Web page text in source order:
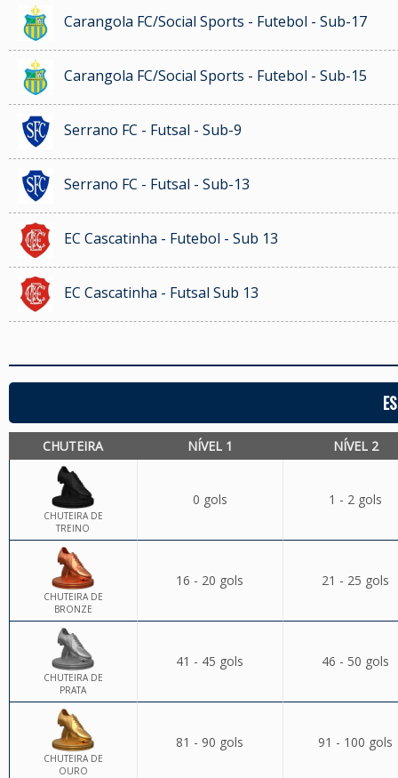
Carangola FC/Social Sports - Futebol - Sub-17
Carangola FC/Social Sports - Futebol - Sub-15
Serrano FC - Futsal - Sub-9
Serrano FC - Futsal - Sub-13
EC Cascatinha - Futebol - Sub 13
EC Cascatinha - Futsal Sub 13
CHUTEIRA NÍVEL 1 NÍVEL 2
CHUTEIRA DE
TREINO
0 gols 1 - 2 gols
CHUTEIRA DE
BRONZE
16 - 20 gols 21 - 25 gols
CHUTEIRA DE
PRATA
41 - 45 gols 46 - 50 gols
CHUTEIRA DE
OURO
81 - 90 gols 91 - 100 gols